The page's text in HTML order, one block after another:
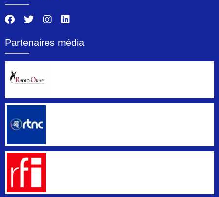
Partenaires média